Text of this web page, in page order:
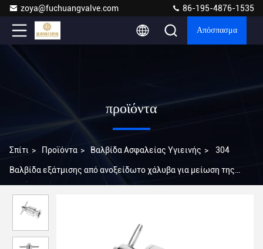
zoya@fuchuangvalve.com 86-195-4876-1535
Απόσπασμα
προϊόντα
Σπίτι > Προϊόντα > Βαλβίδα Ασφαλείας Υγιεινής > 304
Βαλβίδα εξάτμισης από ανοξείδωτο χάλυβα για μείωση της